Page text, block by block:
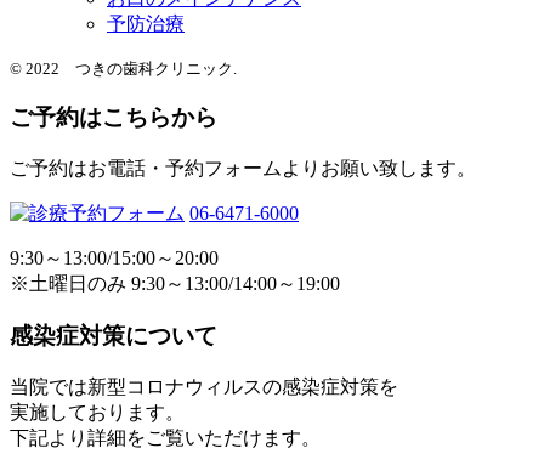
予防治療
© 2022 つきの歯科クリニック.
ご予約はこちらから
ご予約はお電話・予約フォームよりお願い致します。
06-6471-6000
9:30～13:00/15:00～20:00
※土曜日のみ 9:30～13:00/14:00～19:00
感染症対策について
当院では新型コロナウィルスの感染症対策を
実施しております。
下記より詳細をご覧いただけます。